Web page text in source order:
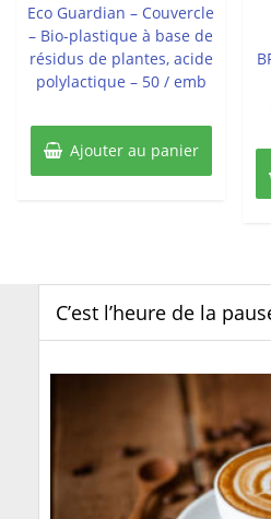
Eco Guardian – Couvercle
– Bio-plastique à base de
résidus de plantes, acide
polylactique – 50 / emb
Ajouter au panier
C’est l’heure de la